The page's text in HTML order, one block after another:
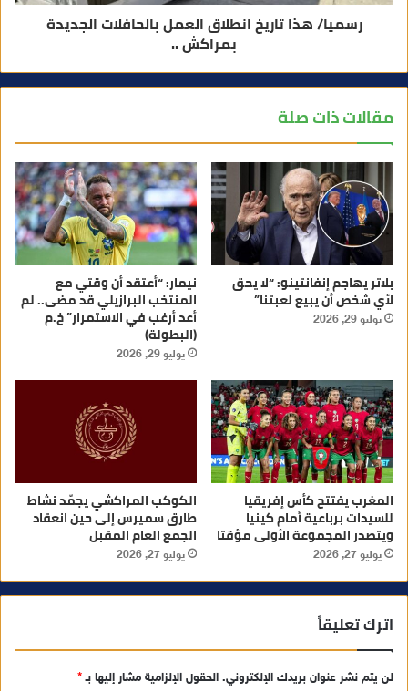
رسميا/ هذا تاريخ انطلاق العمل بالحافلات الجديدة
بمراكش ..
مقالات ذات صلة
بلاتر يهاجم إنفانتينو: “لا يحق
لأي شخص أن يبيع لعبتنا”
يوليو 29, 2026
نيمار: “أعتقد أن وقتي مع
المنتخب البرازيلي قد مضى.. لم
أعد أرغب في الاستمرار” خ.م
(البطولة)
يوليو 29, 2026
المغرب يفتتح كأس إفريقيا
للسيدات برباعية أمام كينيا
ويتصدر المجموعة الأولى مؤقتا
يوليو 27, 2026
الكوكب المراكشي يجمّد نشاط
طارق سميرس إلى حين انعقاد
الجمع العام المقبل
يوليو 27, 2026
اترك تعليقاً
لن يتم نشر عنوان بريدك الإلكتروني. الحقول الإلزامية مشار إليها بـ*